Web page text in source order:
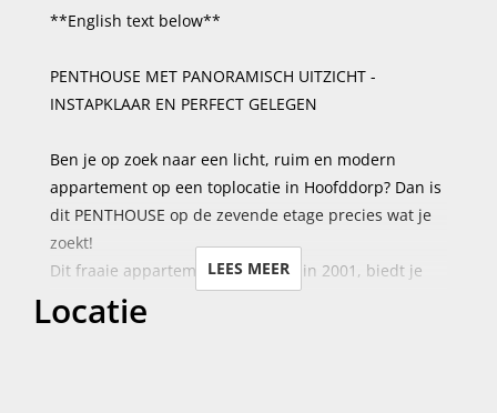
**English text below**
PENTHOUSE MET PANORAMISCH UITZICHT -
INSTAPKLAAR EN PERFECT GELEGEN
Ben je op zoek naar een licht, ruim en modern
appartement op een toplocatie in Hoofddorp? Dan is
dit PENTHOUSE op de zevende etage precies wat je
zoekt!
Dit fraaie appartement, gebouwd in 2001, biedt je
alle comfort die je nodig hebt én meer. Dankzij de
ligging op de hoogste verdieping geniet je vanuit de
LEES MEER
Locatie